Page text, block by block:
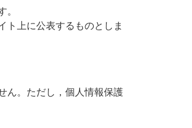
ト上に公表するものとしま
ん。ただし，個人情報保護